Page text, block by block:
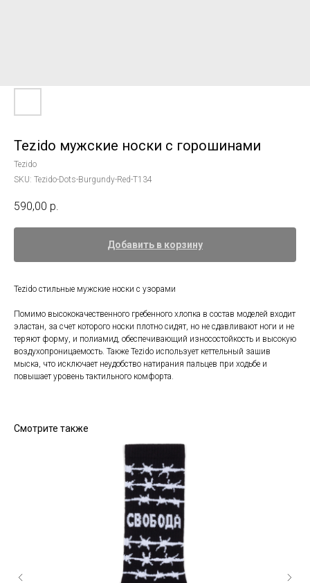
Tezido мужские носки с горошинами
Tezido
SKU: Tezido-Dots-Burgundy-Red-T134
590,00 р.
Добавить в корзину
Tezido стильные мужские носки с узорами
Помимо высококачественного гребенного хлопка в состав моделей входит
эластан, за счет которого носки плотно сидят, но не сдавливают ноги и не
теряют форму, и полиамид, обеспечивающий износостойкость и высокую
воздухопроницаемость. Также Tezido использует кеттельный зашив
мыска, что исключает неудобство натирания пальцев при ходьбе и
повышает уровень тактильного комфорта.
Смотрите также